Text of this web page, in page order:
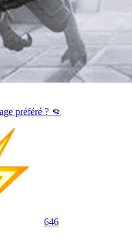
préféré ? 👊
646